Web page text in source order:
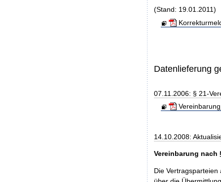
(Stand: 19.01.2011)
Datenlieferung
07.11.2006: § 21-
14.10.2008:
Vereinbarung nach
Die